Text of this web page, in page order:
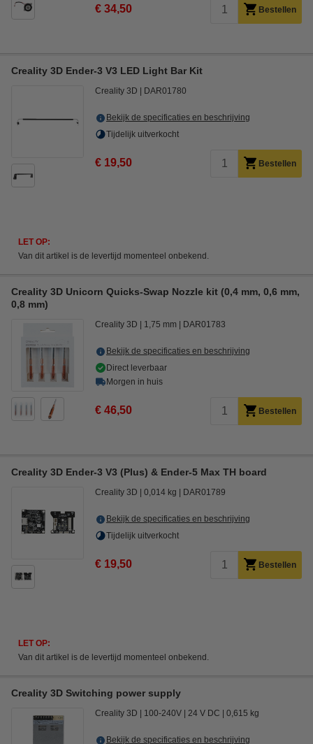
€ 34,50 Bestellen
Creality 3D Ender-3 V3 LED Light Bar Kit
Creality 3D DAR01780
Bekijk de specificaties en beschrijving
Tijdelijk uitverkocht
€ 19,50 Bestellen
LET OP:
Van dit artikel is de levertijd momenteel onbekend.
Creality 3D Unicorn Quicks-Swap Nozzle kit (0,4 mm, 0,6 mm,
0,8 mm)
Creality 3D 1,75 mm DAR01783
Bekijk de specificaties en beschrijving
Direct leverbaar
Morgen in huis
€ 46,50 Bestellen
Creality 3D Ender-3 V3 (Plus) & Ender-5 Max TH board
Creality 3D 0,014 kg DAR01789
Bekijk de specificaties en beschrijving
Tijdelijk uitverkocht
€ 19,50 Bestellen
LET OP:
Van dit artikel is de levertijd momenteel onbekend.
Creality 3D Switching power supply
Creality 3D 100-240V 24 V DC 0,615 kg
Bekijk de specificaties en beschrijving